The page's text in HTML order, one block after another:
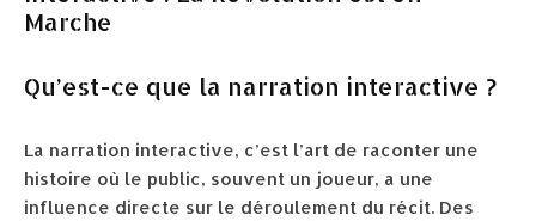
Marche
Qu’est-ce que la narration interactive ?
La narration interactive, c’est l’art de raconter une
histoire où le public, souvent un joueur, a une
influence directe sur le déroulement du récit. Des